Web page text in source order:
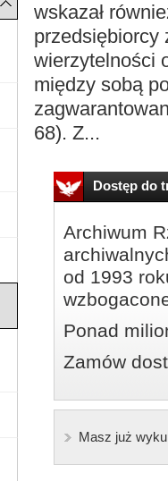
wskazał
przedsiębiorcy
wierzytelności
między sobą
68). Z...
Dostęp do
Archiwum
od 1993
Ponad
Zamów
Masz już